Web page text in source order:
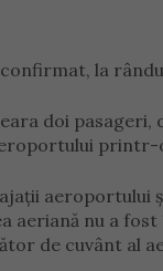
la
doi
printr-
aeriană nu a
de cuvânt al